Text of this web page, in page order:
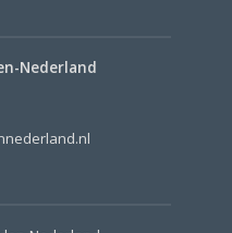
Nederland